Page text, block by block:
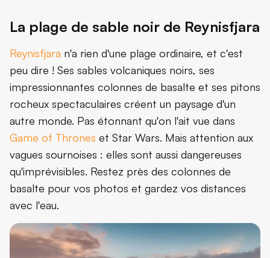
La plage de sable noir de Reynisfjara
Reynisfjara n'a rien d'une plage ordinaire, et c'est
peu dire ! Ses sables volcaniques noirs, ses
impressionnantes colonnes de basalte et ses pitons
rocheux spectaculaires créent un paysage d'un
autre monde. Pas étonnant qu'on l'ait vue dans
Game of Thrones et Star Wars. Mais attention aux
vagues sournoises : elles sont aussi dangereuses
qu'imprévisibles. Restez près des colonnes de
basalte pour vos photos et gardez vos distances
avec l'eau.